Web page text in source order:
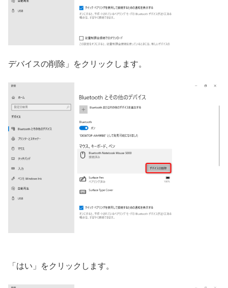
デバイスの削除」をクリックします。
「はい」をクリックします。